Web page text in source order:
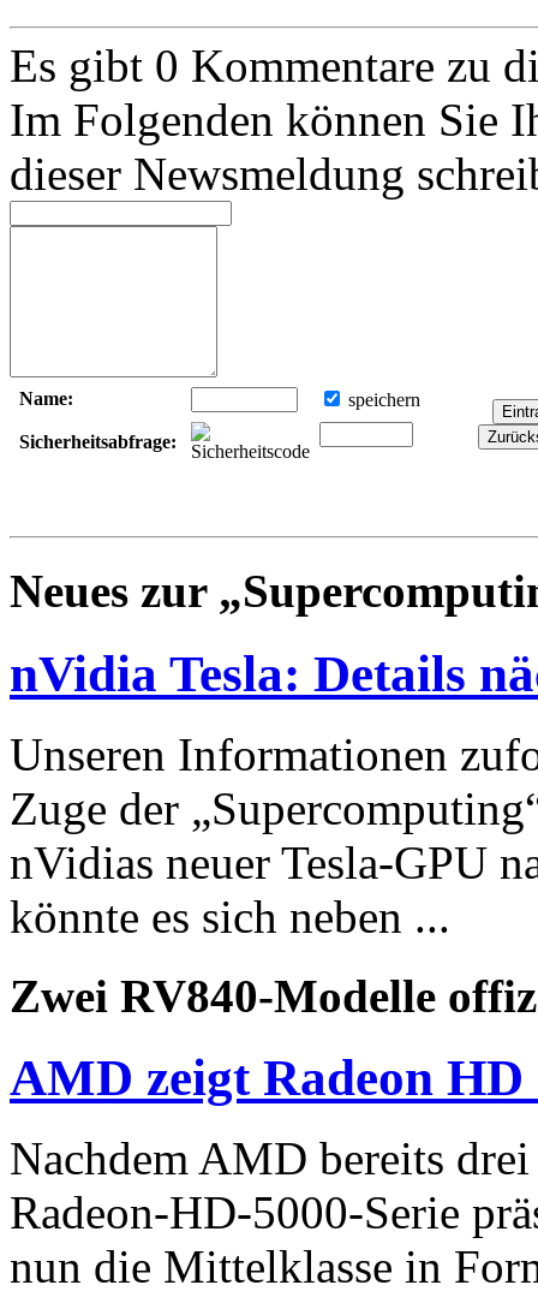
Es gibt 0 Kommentare zu
Im Folgenden können Sie
dieser Newsmeldung
Name: speichern
Sicherheitsabfrage:
Neues zur
nVidia Tesla: Details
Unseren Informationen
Zuge der
nVidias neuer Tesla-GPU
könnte es sich neben ...
Zwei RV840-Modelle
AMD zeigt Radeon HD
Nachdem AMD bereits
Radeon-HD-5000-Serie
nun die Mittelklasse in